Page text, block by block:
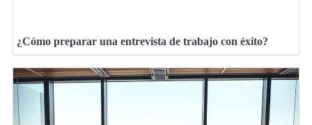
¿Cómo preparar una entrevista de trabajo con éxito?